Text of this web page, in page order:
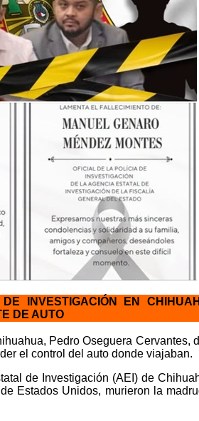
INVESTIGACIÓN EN
DE AUTO
Pedro Oseguera Cervantes,
el control del auto donde viajaban.
de Investigación (AEI) de
Estados Unidos, murieron la